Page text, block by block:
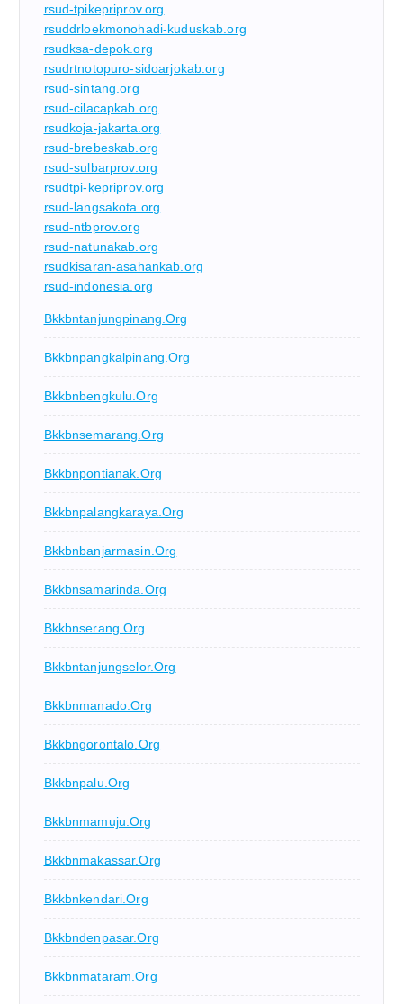
rsud-tpikepriprov.org
rsuddrloekmonohadi-kuduskab.org
rsudksa-depok.org
rsudrtnotopuro-sidoarjokab.org
rsud-sintang.org
rsud-cilacapkab.org
rsudkoja-jakarta.org
rsud-brebeskab.org
rsud-sulbarprov.org
rsudtpi-kepriprov.org
rsud-langsakota.org
rsud-ntbprov.org
rsud-natunakab.org
rsudkisaran-asahankab.org
rsud-indonesia.org
Bkkbntanjungpinang.org
Bkkbnpangkalpinang.org
Bkkbnbengkulu.org
Bkkbnsemarang.org
Bkkbnpontianak.org
Bkkbnpalangkaraya.org
Bkkbnbanjarmasin.org
Bkkbnsamarinda.org
Bkkbnserang.org
Bkkbntanjungselor.org
Bkkbnmanado.org
Bkkbngorontalo.org
Bkkbnpalu.org
Bkkbnmamuju.org
Bkkbnmakassar.org
Bkkbnkendari.org
Bkkbndenpasar.org
Bkkbnmataram.org